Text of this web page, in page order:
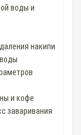
воды и
накипи
и кофе
заваривания